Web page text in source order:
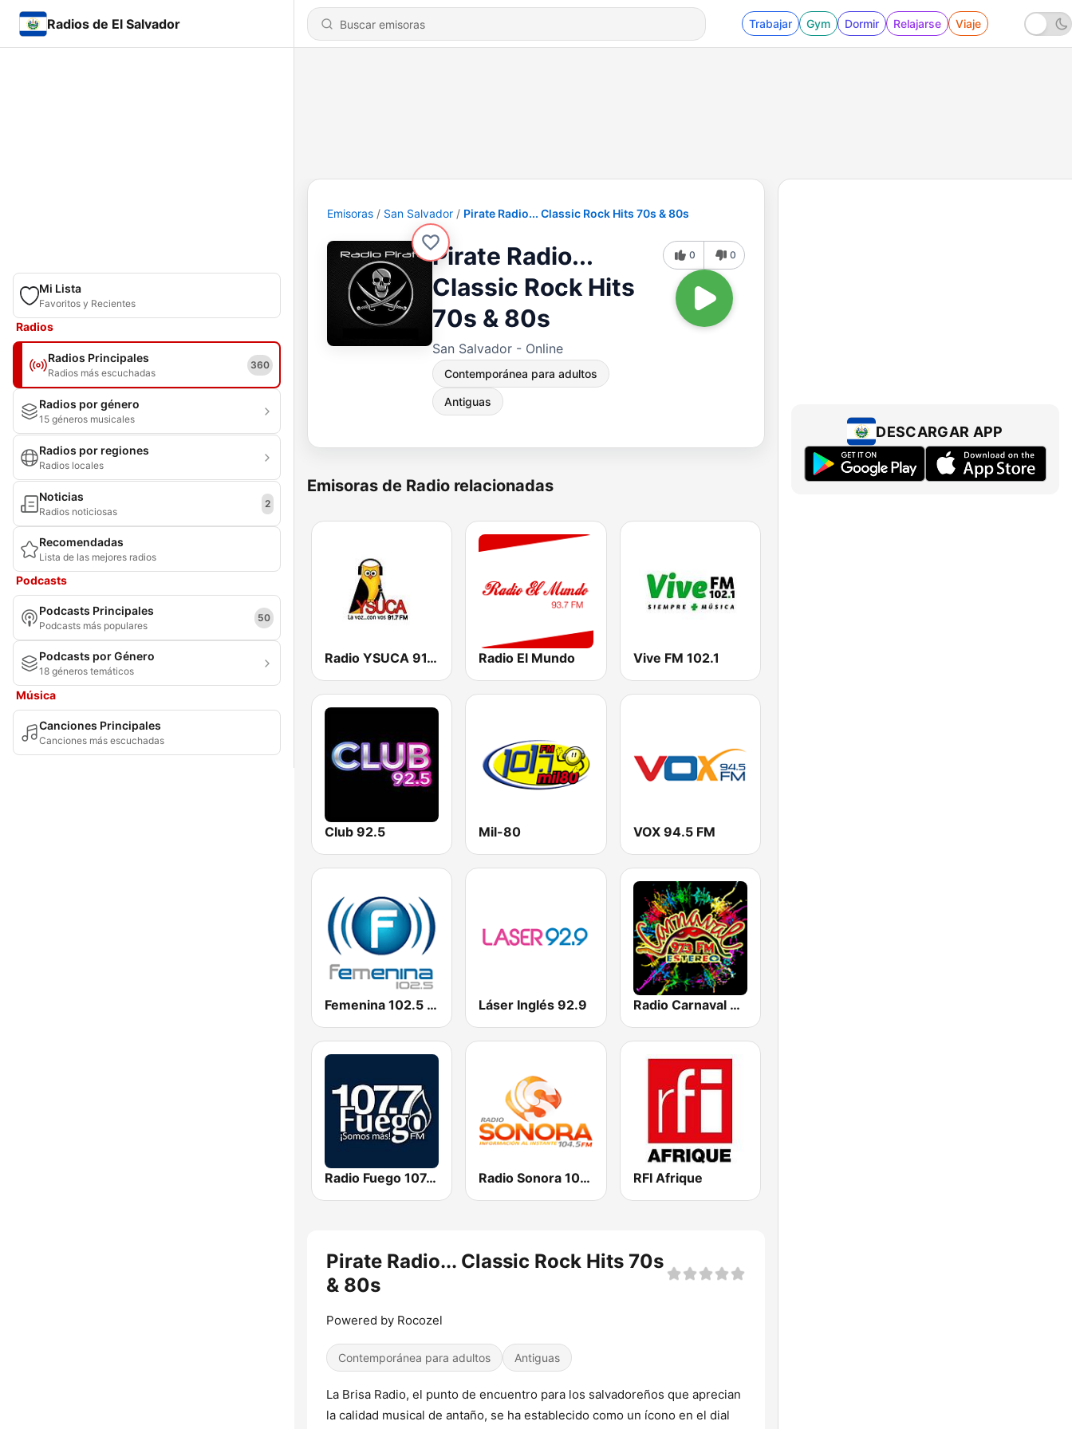
Radios de El Salvador Trabajar Gym Dormir Relajarse Viaje
Mi Lista
Favoritos y Recientes
Radios
Radios Principales
Radios más escuchadas
360
Radios por género
15 géneros musicales
Radios por regiones
Radios locales
Noticias
Radios noticiosas
2
Recomendadas
Lista de las mejores radios
Podcasts
Podcasts Principales
Podcasts más populares
50
Podcasts por Género
18 géneros temáticos
Música
Canciones Principales
Canciones más escuchadas
Emisoras San Salvador Pirate Radio... Classic Rock Hits 70s & 80s
Pirate Radio...
Classic Rock Hits
70s & 80s
San Salvador - Online
Contemporánea para adultos
Antiguas
0 0
Emisoras de Radio relacionadas
Radio YSUCA 91.7 FM Radio El Mundo Vive FM 102.1
Club 92.5 Mil-80 VOX 94.5 FM
Femenina 102.5 FM Láser Inglés 92.9 Radio Carnaval 97.3 FM
Radio Fuego 107.7 FM Radio Sonora 104.5 FM RFI Afrique
Pirate Radio... Classic Rock Hits 70s
& 80s
Powered by Rocozel
Contemporánea para adultos Antiguas
La Brisa Radio, el punto de encuentro para los salvadoreños que aprecian
la calidad musical de antaño, se ha establecido como un ícono en el dial
DESCARGAR APP